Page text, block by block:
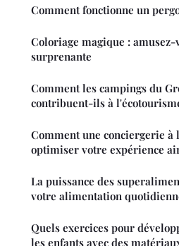
Comment fonctionne un
Coloriage magique : amusez-
surprenante
Comment les campings du
contribuent-ils à
Comment une conciergerie à
optimiser votre expérience
La puissance des
votre alimentation
Quels exercices pour
les enfants avec des